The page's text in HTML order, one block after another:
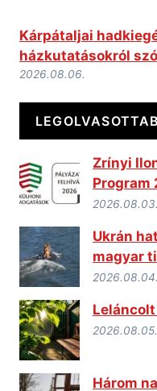
Kárpátaljai
házkutatásokról
2026.08.06.
Zrínyi
Program
Ukrán
magyar
Három